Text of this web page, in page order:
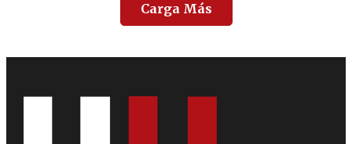
Carga Más